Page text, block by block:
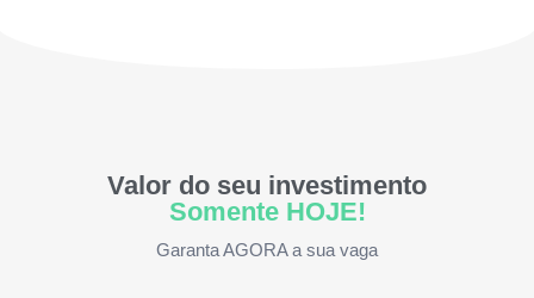
Valor do seu investimento
Somente HOJE!
Garanta AGORA a sua vaga